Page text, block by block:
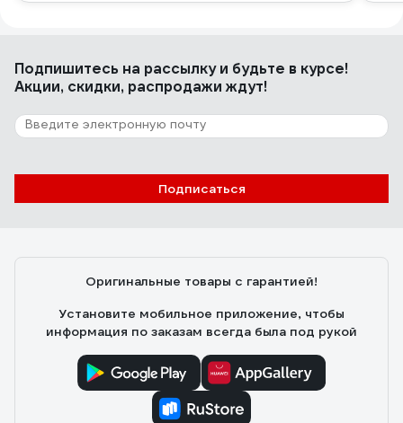
Подпишитесь на рассылкуи будьте в курсе!
Акции, скидки, распродажи ждут!
Подписаться
Оригинальные товары с гарантией!
Установите мобильное приложение, чтобы
информация по заказам всегда была под рукой